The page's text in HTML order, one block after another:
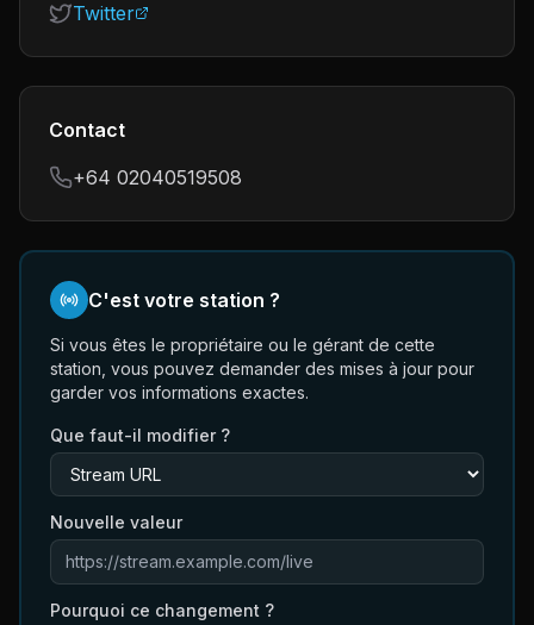
Twitter
Contact
+64 02040519508
C'est votre station ?
Si vous êtes le propriétaire ou le gérant de cette
station, vous pouvez demander des mises à jour pour
garder vos informations exactes.
Que faut-il modifier ?
Nouvelle valeur
Pourquoi ce changement ?